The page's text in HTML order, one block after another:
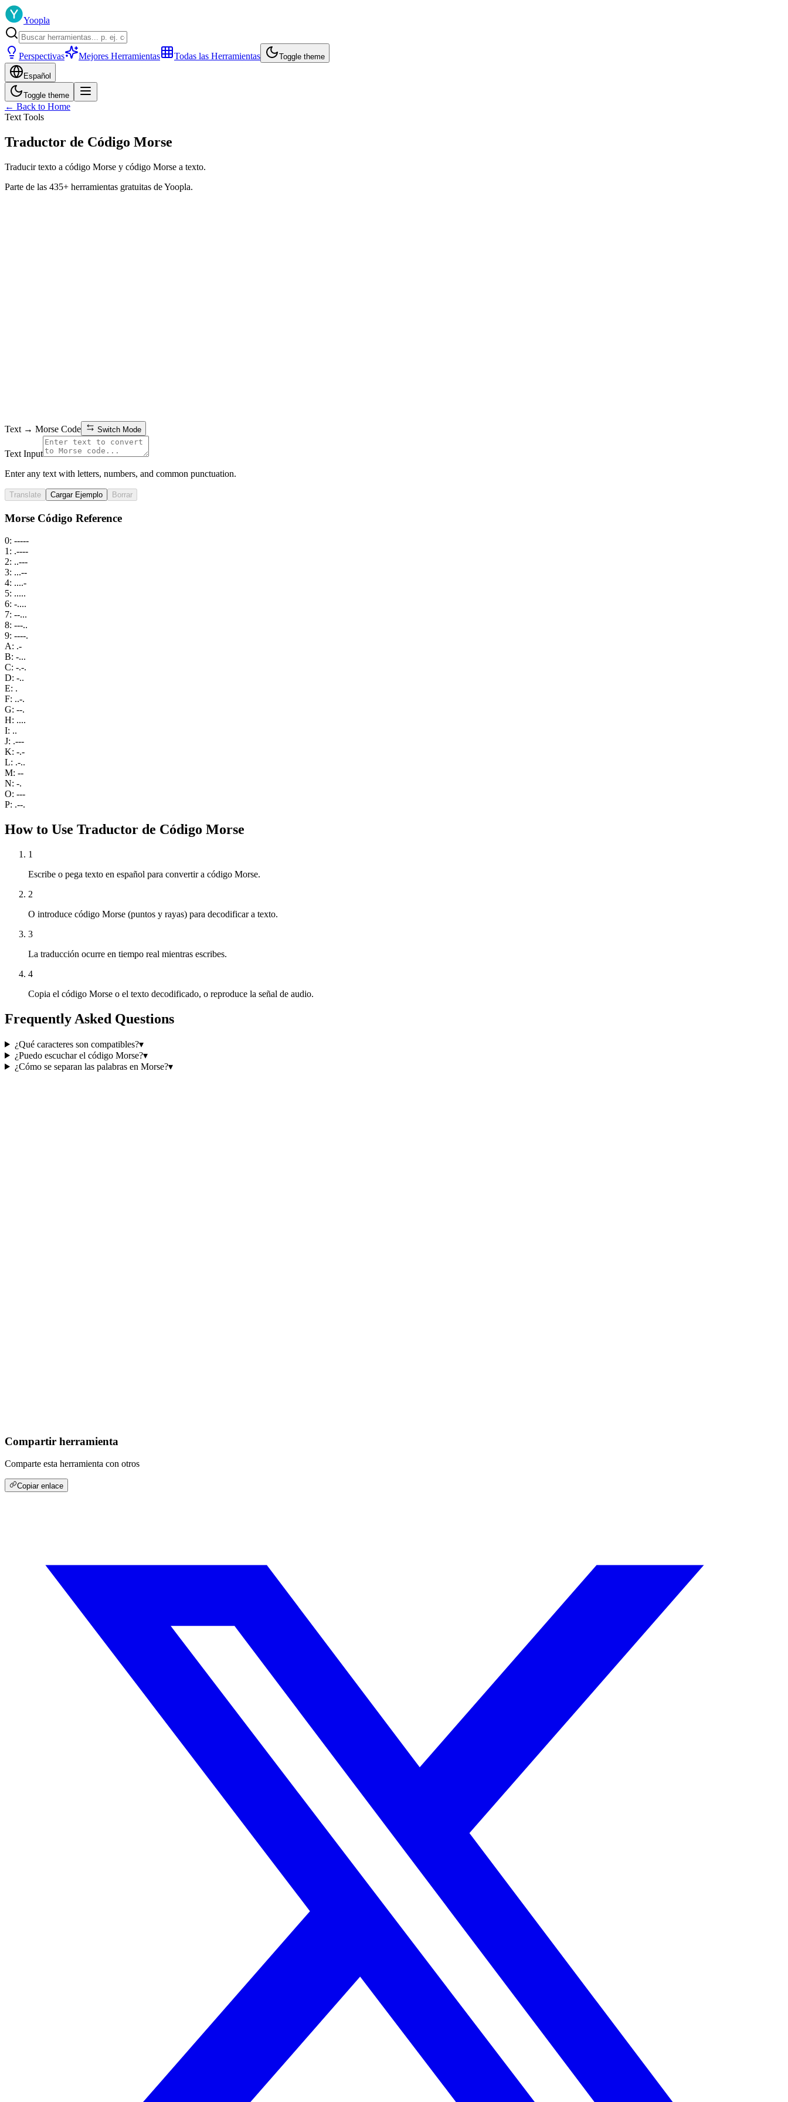
Yoopla
Perspectivas Mejores Herramientas Todas las Herramientas Toggle theme
Español
Toggle theme
← Back to Home
Text Tools
Traductor de Código Morse
Traducir texto a código Morse y código Morse a texto.
Parte de las 435+ herramientas gratuitas de Yoopla.
Text → Morse Code Switch Mode
Text Input
Enter any text with letters, numbers, and common punctuation.
Translate Cargar Ejemplo Borrar
Morse Código Reference
0: -----
1 : .----
2: ..---
3: ...--
4: ....-
5: .....
6: -....
7: --...
8: ---..
9: ----.
A: .-
B: -...
C: -.-.
D: -..
E: .
F: ..-.
G: --.
H: ....
I: ..
J: .---
K: -.-
L: .-..
M: --
N: -.
O: ---
P: .--.
How to Use Traductor de Código Morse
1
Escribe o pega texto en español para convertir a código Morse.
2
O introduce código Morse (puntos y rayas) para decodificar a texto.
3
La traducción ocurre en tiempo real mientras escribes.
4
Copia el código Morse o el texto decodificado, o reproduce la señal de audio.
Frequently Asked Questions
¿Qué caracteres son compatibles?▾
¿Puedo escuchar el código Morse?▾
¿Cómo se separan las palabras en Morse?▾
Compartir herramienta
Comparte esta herramienta con otros
Copiar enlace